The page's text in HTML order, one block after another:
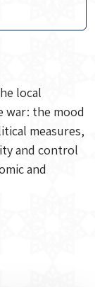
local
war: the mood
measures,
and control
and